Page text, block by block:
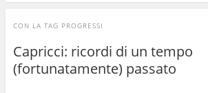
CON LA TAG PROGRESSI
Capricci: ricordi di un tempo
(fortunatamente) passato